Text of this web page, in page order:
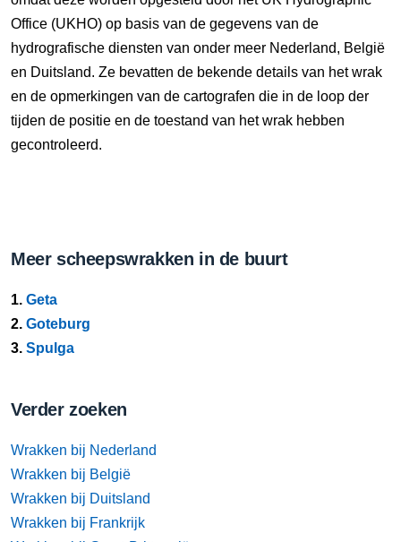
Office (UKHO) op basis van de gegevens van de
hydrografische diensten van onder meer Nederland, België
en Duitsland. Ze bevatten de bekende details van het wrak
en de opmerkingen van de cartografen die in de loop der
tijden de positie en de toestand van het wrak hebben
gecontroleerd.
Meer scheepswrakken in de buurt
1. Geta
2. Goteburg
3. Spulga
Verder zoeken
Wrakken bij Nederland
Wrakken bij België
Wrakken bij Duitsland
Wrakken bij Frankrijk